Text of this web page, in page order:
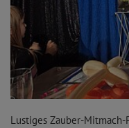
Lustiges Zauber-Mitmach-